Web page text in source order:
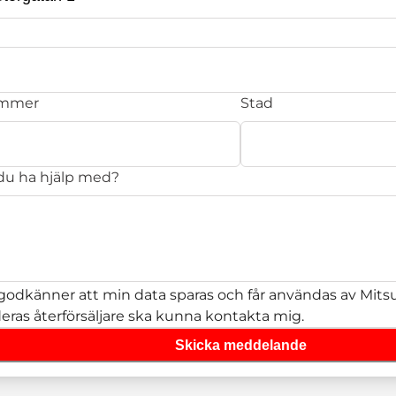
Stad
ha hjälp med?
att min data sparas och får användas av
återförsäljare ska kunna kontakta mig.
Skicka meddelande